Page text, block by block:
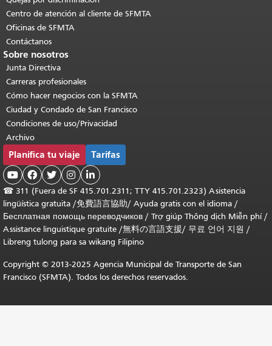
Centro de atención al cliente de SFMTA
Oficinas de SFMTA
Contáctanos
Sobre nosotros
Junta Directiva
Carreras profesionales
Cómo hacer negocios con la SFMTA
Ciudad y Condado de San Francisco
Condiciones de uso/Privacidad
Archivo
Planifica tu viaje Tarifas
    
☎ 311 (Fuera de SF 415.701.2311; TTY 415.701.2323) Asistencia
lingüística gratuita /免費語言協助/ Ayuda gratis con el idioma /
Бесплатная помощь переводчиков / Trợ giúp Thông dịch Miễn phí/
Assistance linguistique gratuite /無料の言語支援/ 무료 언어 지원 /
Libreng tulong para sa wikang Filipino
Copyright © 2013-2025 Agencia Municipal de Transporte de San
Francisco (SFMTA). Todos los derechos reservados.